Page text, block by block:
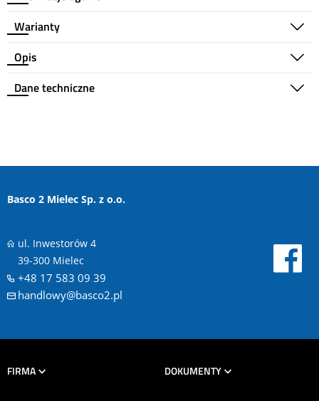
Warianty
Opis
Dane techniczne
Basco 2 Mielec Sp. z o.o.
ul. Inwestorów 4
39-300 Mielec
+48 17 583 09 39
handlowy@basco2.pl
FIRMA DOKUMENTY